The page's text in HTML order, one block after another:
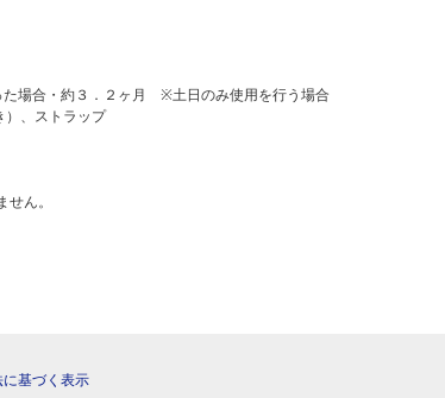
場合・約３．２ヶ月 ※土日のみ使用を行う場合
）、ストラップ
ん。
基づく表示